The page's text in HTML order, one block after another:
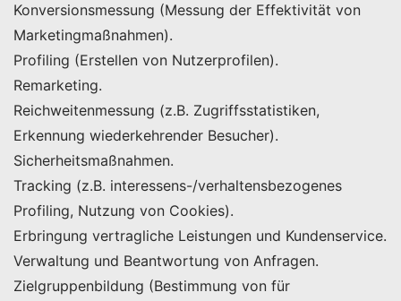
Konversionsmessung (Messung der Effektivität von
Marketingmaßnahmen).
Profiling (Erstellen von Nutzerprofilen).
Remarketing.
Reichweitenmessung (z.B. Zugriffsstatistiken,
Erkennung wiederkehrender Besucher).
Sicherheitsmaßnahmen.
Tracking (z.B. interessens-/verhaltensbezogenes
Profiling, Nutzung von Cookies).
Erbringung vertragliche Leistungen und Kundenservice.
Verwaltung und Beantwortung von Anfragen.
Zielgruppenbildung (Bestimmung von für